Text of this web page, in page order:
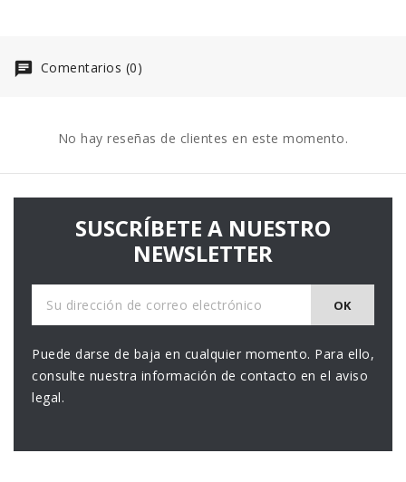
Comentarios (0)
No hay reseñas de clientes en este momento.
SUSCRÍBETE A NUESTRO
NEWSLETTER
Puede darse de baja en cualquier momento. Para ello,
consulte nuestra información de contacto en el aviso
legal.